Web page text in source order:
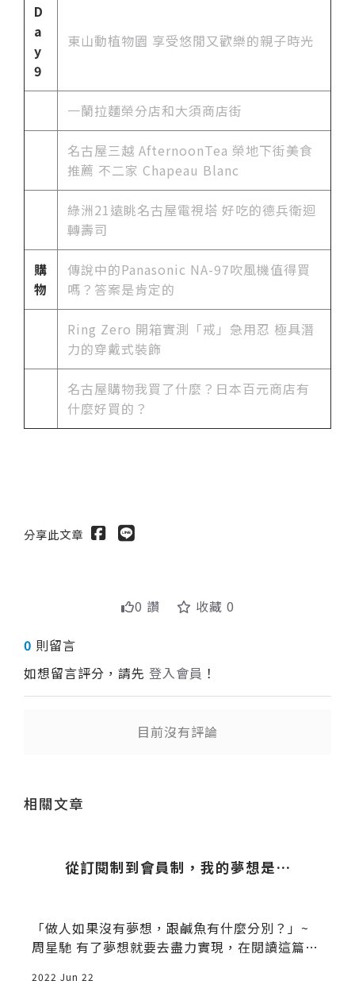
D
a
y
9
東山動植物園 享受悠閒又歡樂的親子時光
一蘭拉麵榮分店和大須商店街
名古屋三越 AfternoonTea 榮地下街美食
推薦 不二家 Chapeau Blanc
綠洲21遠眺名古屋電視塔 好吃的德兵衛迴
轉壽司
購
物
傳說中的Panasonic NA-97吹風機值得買
嗎？答案是肯定的
Ring Zero 開箱實測「戒」急用忍 極具潛
力的穿戴式裝飾
名古屋購物我買了什麼？日本百元商店有
什麼好買的？
分享此文章
0 讚 收藏 0
0 則留言
如想留言評分，請先 登入會員 ！
目前沒有評論
相關文章
從訂閱制到會員制，我的夢想是…
「做人如果沒有夢想，跟鹹魚有什麼分別？」~
周星馳 有了夢想就要去盡力實現，在閱讀這篇文
2022 Jun 22